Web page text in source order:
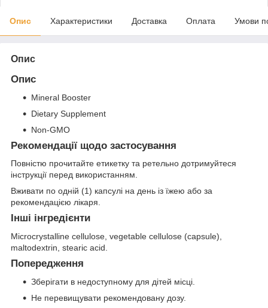
Опис Характеристики Доставка Оплата Умови
Опис
Опис
Mineral Booster
Dietary Supplement
Non-GMO
Рекомендації щодо застосування
Повністю прочитайте етикетку та ретельно дотримуйтеся
інструкції перед використанням.
Вживати по одній (1) капсулі на день із їжею або за
рекомендацією лікаря.
Інші інгредієнти
Microcrystalline cellulose, vegetable cellulose (capsule),
maltodextrin, stearic acid.
Попередження
Зберігати в недоступному для дітей місці.
Не перевищувати рекомендовану дозу.